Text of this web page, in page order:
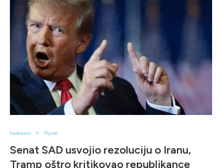
Istaknuto Vijesti
Senat SAD usvojio rezoluciju o Iranu,
Tramp oštro kritikovao republikance